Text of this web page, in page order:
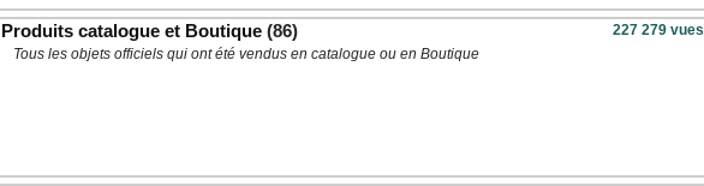
Produits catalogue et Boutique (86) 227 279 vues
Tous les objets officiels qui ont été vendus en catalogue ou en Boutique